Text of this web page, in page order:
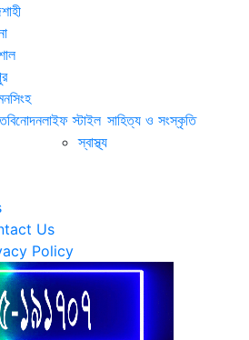
বিনোদনলাইফ স্টাইল
স্বাস্থ্য
সাহিত্য ও সংস্কৃতি
Us
Policy